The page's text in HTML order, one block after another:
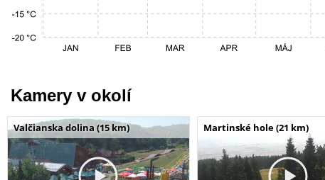
Kamery v okolí
Valčianska dolina (15 km) Martinské hole (21 km)